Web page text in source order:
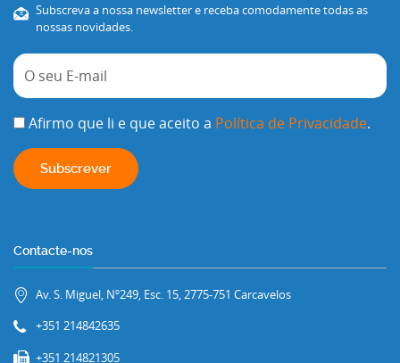
Subscreva a nossa newsletter e receba comodamente todas as
nossas novidades.
Afirmo que li e que aceito a Política de Privacidade.
Contacte-nos
Av. S. Miguel, Nº249, Esc. 15, 2775-751 Carcavelos
+351 214842635
+351 214821305